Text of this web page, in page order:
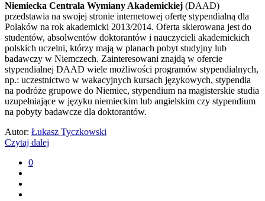
Niemiecka Centrala Wymiany Akademickiej (DAAD)
przedstawia na swojej stronie internetowej ofertę stypendialną dla
Polaków na rok akademicki 2013/2014. Oferta skierowana jest do
studentów, absolwentów doktorantów i nauczycieli akademickich
polskich uczelni, którzy mają w planach pobyt studyjny lub
badawczy w Niemczech. Zainteresowani znajdą w ofercie
stypendialnej DAAD wiele możliwości programów stypendialnych,
np.: uczestnictwo w wakacyjnych kursach językowych, stypendia
na podróże grupowe do Niemiec, stypendium na magisterskie studia
uzupełniające w języku niemieckim lub angielskim czy stypendium
na pobyty badawcze dla doktorantów.
Autor: Łukasz Tyczkowski
Czytaj dalej
0